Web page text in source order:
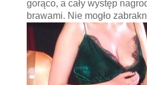
gorąco, a cały występ
brawami. Nie mogło